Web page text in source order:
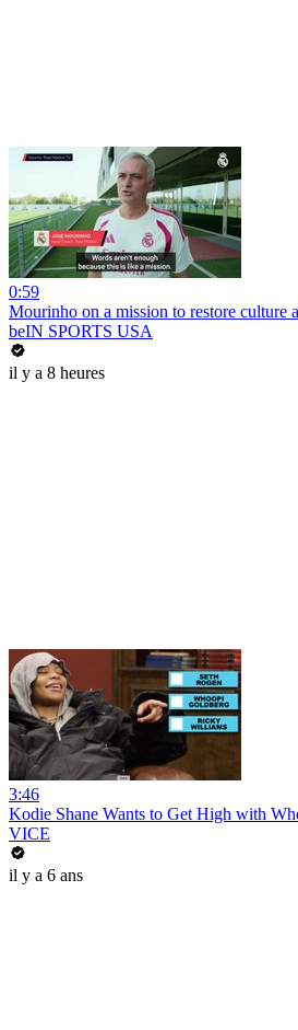
0:59
Mourinho on a mission to restore culture
beIN SPORTS USA
il y a 8 heures
3:46
Kodie Shane Wants to Get High with
VICE
il y a 6 ans